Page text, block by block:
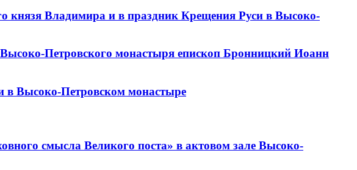
князя Владимира и в праздник Крещения Руси в Высоко-
Петровского монастыря епископ Бронницкий Иоанн
в Высоко-Петровском монастыре
смысла Великого поста» в актовом зале Высоко-